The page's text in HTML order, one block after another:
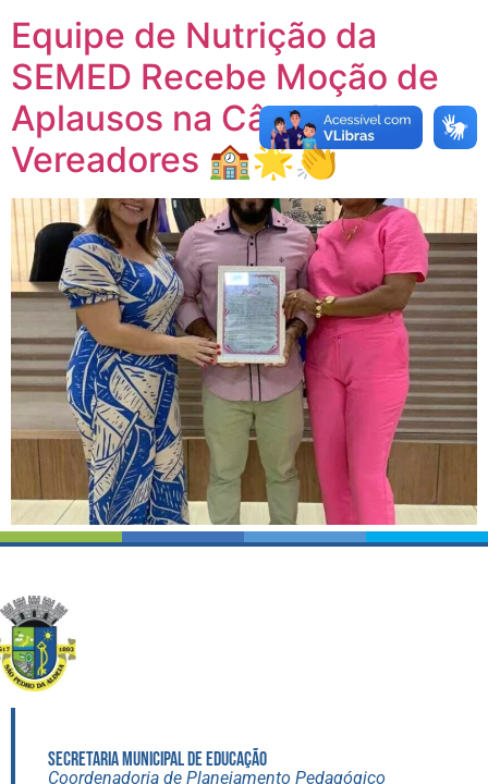
Equipe de Nutrição da
SEMED Recebe Moção de
Aplausos na Câmara dos
Vereadores 🏫🌟👏
SECRETARIA MUNICIPAL DE EDUCAÇÃO
Coordenadoria de Planejamento Pedagógico